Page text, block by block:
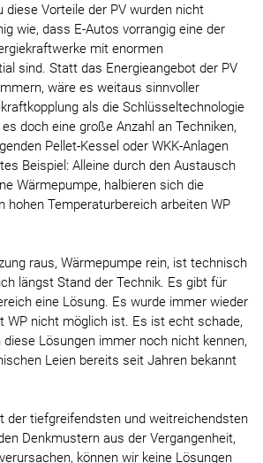
diese Vorteile der PV wurden nicht
wie, dass E-Autos vorrangig eine der
mit enormen
sind. Statt das Energieangebot der PV
wäre es weitaus sinnvoller
als die Schlüsseltechnologie
doch eine große Anzahl an Techniken,
Pellet-Kessel oder WKK-Anlagen
Beispiel: Alleine durch den Austausch
Wärmepumpe, halbieren sich die
hohen Temperaturbereich arbeiten WP
raus, Wärmepumpe rein, ist technisch
längst Stand der Technik. Es gibt für
eine Lösung. Es wurde immer wieder
WP nicht möglich ist. Es ist echt schade,
Lösungen immer noch nicht kennen,
Leien bereits seit Jahren bekannt
der tiefgreifendsten und weitreichendsten
Denkmustern aus der Vergangenheit,
können wir keine Lösungen